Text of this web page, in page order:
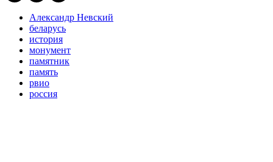
Александр Невский
беларусь
история
монумент
памятник
память
рвио
россия